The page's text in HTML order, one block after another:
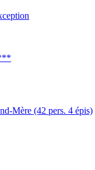
Mère (42 pers. 4 épis)